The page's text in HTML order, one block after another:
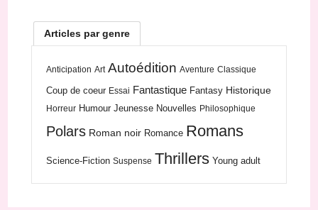
Articles par genre
Anticipation Art Autoédition Aventure Classique
Coup de coeur Essai Fantastique Fantasy Historique
Horreur Humour Jeunesse Nouvelles Philosophique
Polars Roman noir Romance Romans
Science-Fiction Suspense Thrillers Young adult